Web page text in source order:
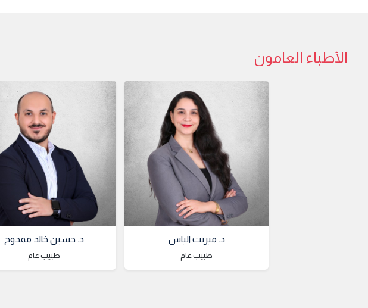
الأطباء العامون
د. ميريت الياس
طبيب عام
د. حسين خالد ممدوح
طبيب عام